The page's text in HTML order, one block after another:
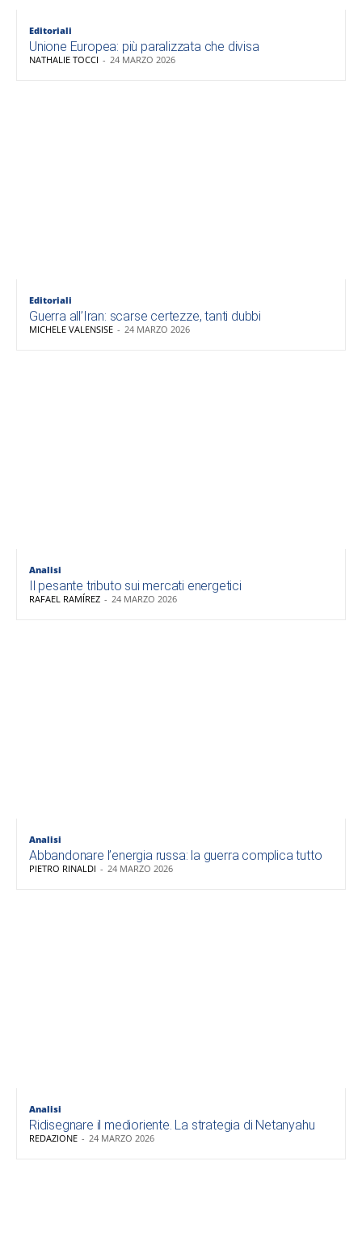
Editoriali
Unione Europea: più paralizzata che divisa
NATHALIE TOCCI - 24 MARZO 2026
Editoriali
Guerra all’Iran: scarse certezze, tanti dubbi
MICHELE VALENSISE - 24 MARZO 2026
Analisi
Il pesante tributo sui mercati energetici
RAFAEL RAMÍREZ - 24 MARZO 2026
Analisi
Abbandonare l’energia russa: la guerra complica tutto
PIETRO RINALDI - 24 MARZO 2026
Analisi
Ridisegnare il medioriente. La strategia di Netanyahu
REDAZIONE - 24 MARZO 2026